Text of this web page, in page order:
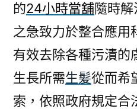
的24小時當舖隨時
之急致力於整合應用
有效去除各種污漬的
生長所需生髪從而希
索，依照政府規定合